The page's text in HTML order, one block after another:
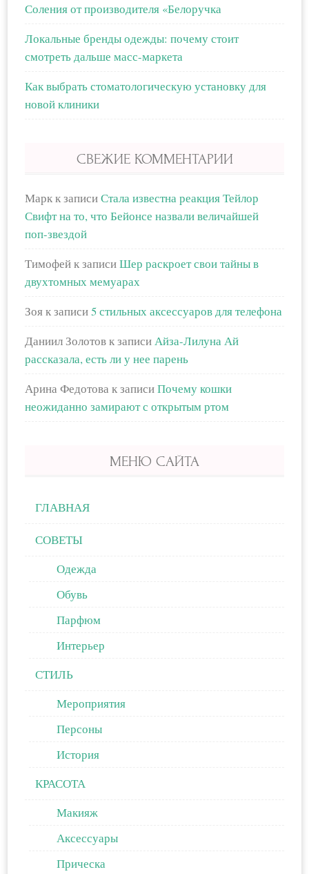
Соления от производителя «Белоручка
Локальные бренды одежды: почему стоит
смотреть дальше масс-маркета
Как выбрать стоматологическую установку для
новой клиники
СВЕЖИЕ КОММЕНТАРИИ
Маркк записиСтала известна реакция Тейлор
Свифт на то, что Бейонсе назвали величайшей
поп-звездой
Тимофейк записиШер раскроет свои тайны в
двухтомных мемуарах
Зояк записи5 стильных аксессуаров для телефона
Даниил Золотовк записиАйза-Лилуна Ай
рассказала, есть ли у нее парень
Арина Федотова к записиПочему кошки
неожиданно замирают с открытым ртом
МЕНЮ САЙТА
ГЛАВНАЯ
СОВЕТЫ
Одежда
Обувь
Парфюм
Интерьер
СТИЛЬ
Мероприятия
Персоны
История
КРАСОТА
Макияж
Аксессуары
Прическа